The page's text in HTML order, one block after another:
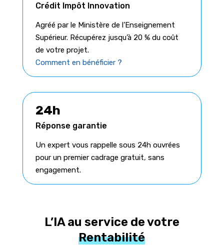
Crédit Impôt Innovation
Agréé par le Ministère de l’Enseignement
Supérieur. Récupérez jusqu’à 20 % du coût
de votre projet.
Comment en bénéficier ?
24h
Réponse garantie
Un expert vous rappelle sous 24h ouvrées
pour un premier cadrage gratuit, sans
engagement.
L’IA au service de votre
Rentabilité